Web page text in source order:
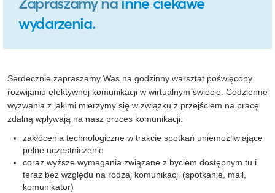
wydarzenia.
Serdecznie zapraszamy Was na godzinny warsztat poświęcony
rozwijaniu efektywnej komunikacji w wirtualnym świecie. Codzienne
wyzwania z jakimi mierzymy się w związku z przejściem na pracę
zdalną wpływają na nasz proces komunikacji:
zakłócenia technologiczne w trakcie spotkań uniemożliwiające
pełne uczestniczenie
coraz wyższe wymagania związane z byciem dostępnym tu i
teraz bez względu na rodzaj komunikacji (spotkanie, mail,
komunikator)